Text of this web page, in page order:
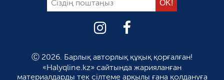
Ⓒ 2026. Барлық авторлық құқық қорғалған!
«Halyqline.kz» сайтында жарияланған
материалдарды тек сілтеме арқылы ғана қолдануға